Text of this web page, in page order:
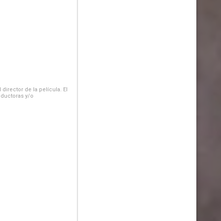
de la película. El
y/o